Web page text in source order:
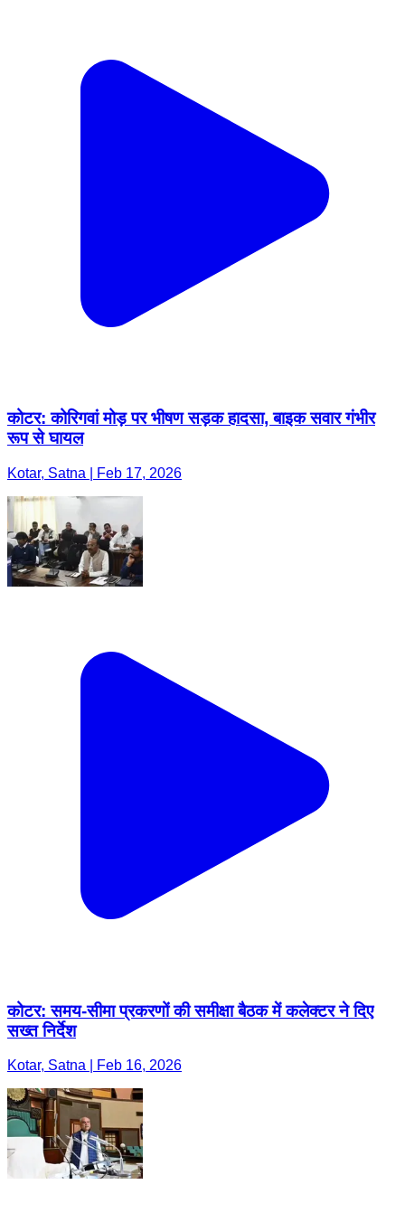
कोटर: कोरिगवां मोड़ पर भीषण सड़क हादसा, बाइक सवार गंभीर
रूप से घायल
Kotar, Satna | Feb 17, 2026
कोटर: समय-सीमा प्रकरणों की समीक्षा बैठक में कलेक्टर ने दिए
सख्त निर्देश
Kotar, Satna | Feb 16, 2026